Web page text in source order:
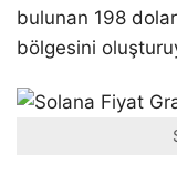
bulunan 198
bölgesini